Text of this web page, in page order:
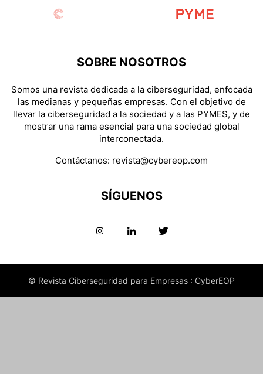
SOBRE NOSOTROS
Somos una revista dedicada a la ciberseguridad, enfocada
las medianas y pequeñas empresas. Con el objetivo de
llevar la ciberseguridad a la sociedad y a las PYMES, y de
mostrar una rama esencial para una sociedad global
interconectada.
Contáctanos: revista@cybereop.com
SÍGUENOS
© Revista Ciberseguridad para Empresas : CyberEOP